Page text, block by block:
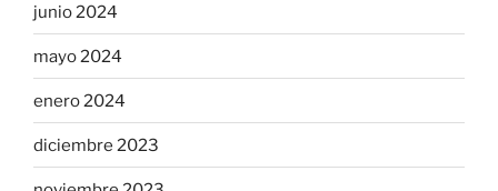
junio 2024
mayo 2024
enero 2024
diciembre 2023